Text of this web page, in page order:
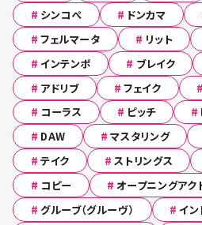
# シンコぺ # ドンカマ
# フェルマータ # リット
# インテンポ # ブレイク
# アドリブ # フェイク #
# コーラス # ピッチ #
# DAW # マスタリング
# テイク # ストリングス
# コピー # オープニングアク
# グルーブ（グルーヴ） # イン